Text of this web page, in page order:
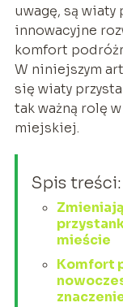
uwagę, są wiaty
innowacyjne
komfort
W niniejszym
się wiaty
tak ważną rolę
miejskiej.
Spis treści:
mieście
Komfort